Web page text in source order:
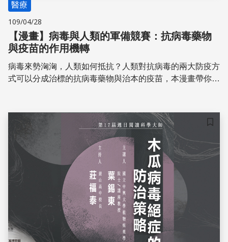
醫療
109/04/28
【漫畫】病毒與人類的軍備競賽：抗病毒藥物
與疫苗的作用機轉
病毒來勢洶洶，人類如何抵抗？人類對抗病毒的兩大防疫方
式可以分成治標的抗病毒藥物與治本的疫苗，本漫畫帶你了
儲存